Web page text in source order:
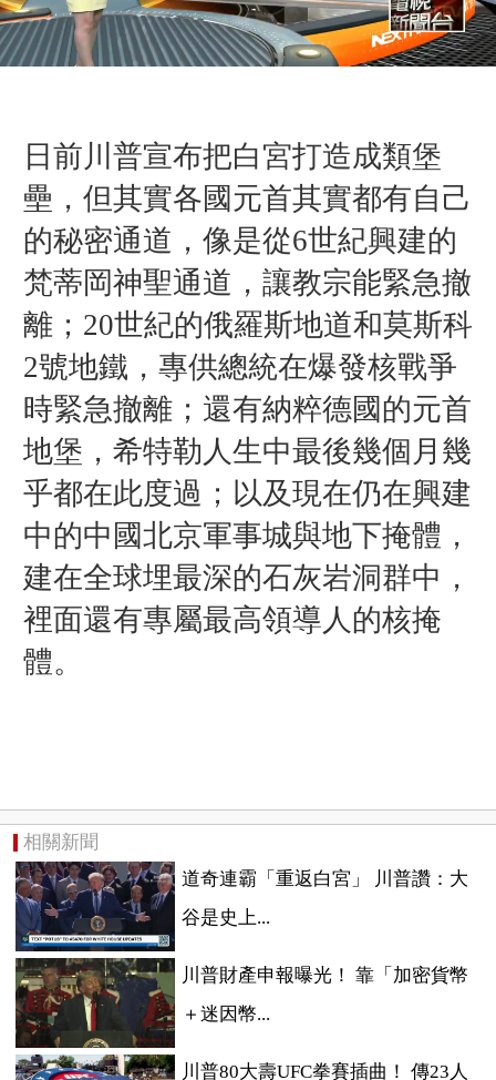
日前川普宣布把白宮打造成類堡
壘，但其實各國元首其實都有自己
的秘密通道，像是從6世紀興建的
梵蒂岡神聖通道，讓教宗能緊急撤
離；20世紀的俄羅斯地道和莫斯科
2號地鐵，專供總統在爆發核戰爭
時緊急撤離；還有納粹德國的元首
地堡，希特勒人生中最後幾個月幾
乎都在此度過；以及現在仍在興建
中的中國北京軍事城與地下掩體，
建在全球埋最深的石灰岩洞群中，
裡面還有專屬最高領導人的核掩
體。
相關新聞
道奇連霸「重返白宮」 川普讚：大
谷是史上...
川普財產申報曝光！ 靠「加密貨幣
＋迷因幣...
川普80大壽UFC拳賽插曲！ 傳23人